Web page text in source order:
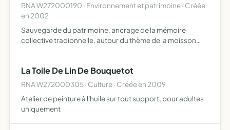
RNA W272000190 · Environnement et patrimoine · Créée
en 2002
Sauvegarde du patrimoine, ancrage de la mémoire
collective tradionnelle, autour du thème de la moisson
La Toile De Lin De Bouquetot
RNA W272000305 · Culture · Créée en 2009
Atelier de peinture à l'huile sur tout support, pour adultes
uniquement